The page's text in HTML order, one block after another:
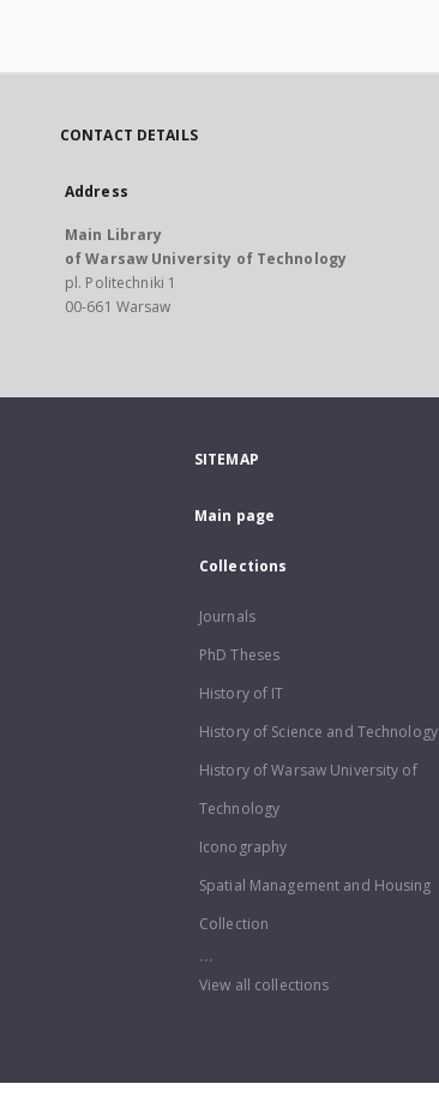
CONTACT DETAILS
Address
Main Library
of Warsaw University of Technology
pl. Politechniki 1
00-661 Warsaw
SITEMAP
Main page
Collections
Journals
PhD Theses
History of IT
History of Science and Technology
History of Warsaw University of
Technology
Iconography
Spatial Management and Housing
Collection
...
View all collections